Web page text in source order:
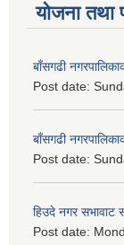
योजना तथा
बाँसगढी
Post date:
बाँसगढी
Post date:
हिउदे नगर
Post date: